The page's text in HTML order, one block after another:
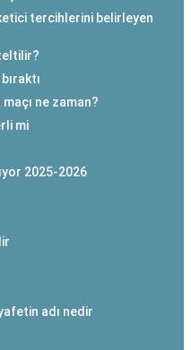
tercihlerini belirleyen
ne zaman?
mi
2025-2026
adı nedir